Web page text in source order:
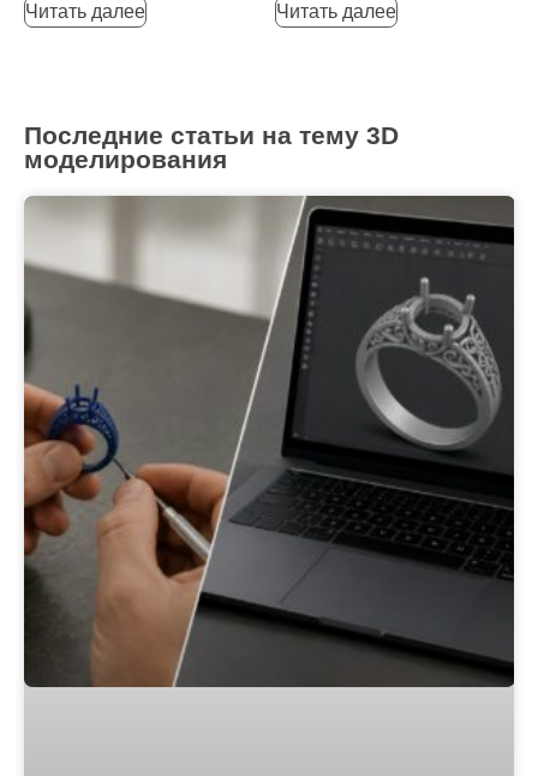
Читать далее Читать далее
Последние статьи на тему 3D
моделирования